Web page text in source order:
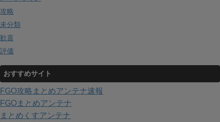
攻略
未分類
歓喜
評価
おすすめサイト
FGO攻略まとめアンテナ速報
FGOまとめアンテナ
まとめくすアンテナ